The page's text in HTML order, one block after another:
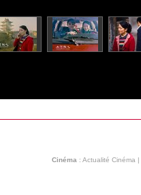
Cinéma : Actualité Cinéma |